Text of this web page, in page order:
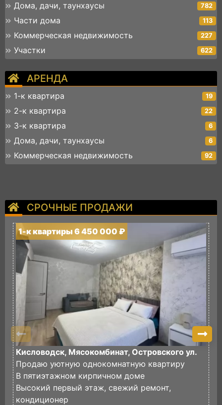
Дома, дачи, таунхаусы 782
Части дома 113
Коммерческая недвижимость 227
Участки 622
АРЕНДА
1-к квартира 19
2-к квартира 22
3-к квартира 6
Дома, дачи, таунхаусы 6
Коммерческая недвижимость 92
СРОЧНЫЕ ПРОДАЖИ
1-к квартиры 6 450 000 ₽
Кисловодск, Мясокомбинат, Островского ул.
Продаю уютную однокомнатную квартиру
В пятиэтажном кирпичном доме
Высокий первый этаж, свежий ремонт,
кондиционер